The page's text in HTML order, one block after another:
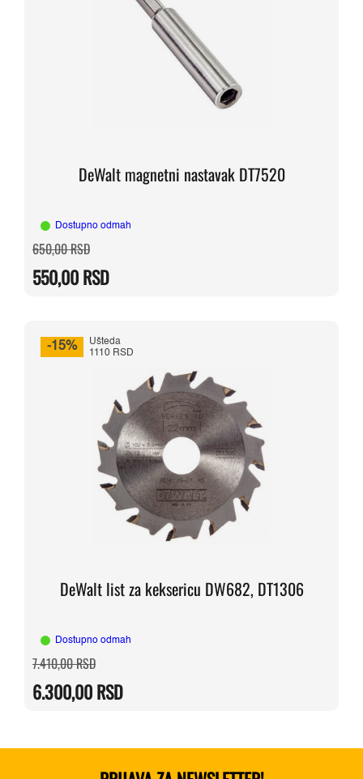
DeWalt magnetni nastavak DT7520
Dostupno odmah
650,00RSDOriginalna
cena
bila:
650,00 RSD.
550,00RSD
Trenutna
cena
550,00 RSD.
-15%
Ušteda
1110 RSD
DeWalt list za keksericu DW682, DT1306
Dostupno odmah
7.410,00RSDOriginalna
cena
bila:
7.410,00 RSD.
6.300,00RSD
Trenutna
cena
6.300,00 RSD.